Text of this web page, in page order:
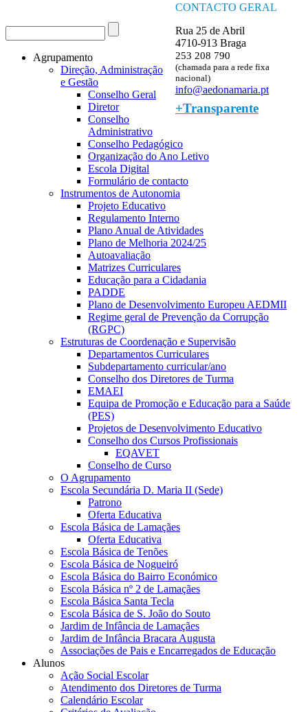
CONTACTO GERAL
Rua 25 de Abril
4710-913 Braga
253 208 790
(chamada para a rede fixa
nacional)
info@aedonamaria.pt
+Transparente
Formulário de procura
Procurar
Agrupamento
Direção, Administração
e Gestão
Conselho Geral
Diretor
Conselho
Administrativo
Conselho Pedagógico
Organização do Ano Letivo
Escola Digital
Formulário de contacto
Instrumentos de Autonomia
Projeto Educativo
Regulamento Interno
Plano Anual de Atividades
Plano de Melhoria 2024/25
Autoavaliação
Matrizes Curriculares
Educação para a Cidadania
PADDE
Plano de Desenvolvimento Europeu AEDMII
Regime geral de Prevenção da Corrupção
(RGPC)
Estruturas de Coordenação e Supervisão
Departamentos Curriculares
Subdepartamento curricular/ano
Conselho dos Diretores de Turma
EMAEI
Equipa de Promoção e Educação para a Saúde
(PES)
Projetos de Desenvolvimento Educativo
Conselho dos Cursos Profissionais
EQAVET
Conselho de Curso
O Agrupamento
Escola Secundária D. Maria II (Sede)
Patrono
Oferta Educativa
Escola Básica de Lamaçães
Oferta Educativa
Escola Básica de Tenões
Escola Básica de Nogueiró
Escola Básica do Bairro Económico
Escola Básica nº 2 de Lamaçães
Escola Básica Santa Tecla
Escola Básica de S. João do Souto
Jardim de Infância de Lamaçães
Jardim de Infância Bracara Augusta
Associações de Pais e Encarregados de Educação
Alunos
Ação Social Escolar
Atendimento dos Diretores de Turma
Calendário Escolar